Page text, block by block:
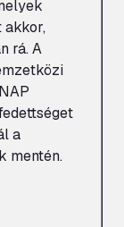
rá. A
a
mentén.